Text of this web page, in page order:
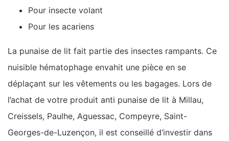
Pour insecte volant
Pour les acariens
La punaise de lit fait partie des insectes rampants. Ce
nuisible hématophage envahit une pièce en se
déplaçant sur les vêtements ou les bagages. Lors de
l’achat de votre produit anti punaise de lit à Millau,
Creissels, Paulhe, Aguessac, Compeyre, Saint-
Georges-de-Luzençon, il est conseillé d’investir dans